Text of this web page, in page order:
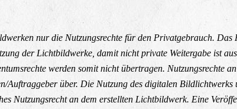
nur die Nutzungsrechte für den Privatgebrauch.
der Lichtbildwerke, damit nicht private Weitergabe ist
werden somit nicht übertragen. Nutzungsrechte
Auftraggeber über. Die Nutzung des digitalen
Nutzungsrecht an dem erstellten Lichtbildwerk. Eine